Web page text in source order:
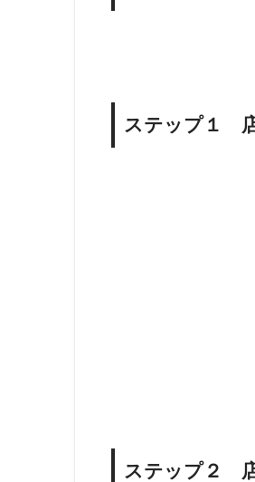
ステップ１
ステップ２ 店